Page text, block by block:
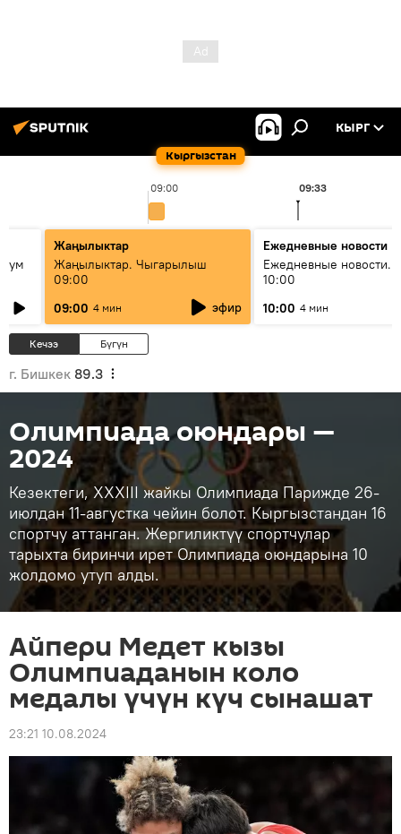
Кыргызстан
КЫРГ
09:00 09:33
Жаңылыктар
Жаңылыктар. Чыгарылыш
09:00
09:00 4 мин эфир
Ежедневные новости
Ежедневные новости.
10:00
10:00 4 мин
Кечээ Бүгүн
г. Бишкек 89.3
Олимпиада оюндары —
2024
Кезектеги, XXXIII жайкы Олимпиада Парижде 26-
июлдан 11-августка чейин болот. Кыргызстандан 16
спортчу аттанган. Жергиликтүү спортчулар
тарыхта биринчи ирет Олимпиада оюндарына 10
жолдомо утуп алды.
Айпери Медет кызы
Олимпиаданын коло
медалы үчүн күч сынашат
23:21 10.08.2024